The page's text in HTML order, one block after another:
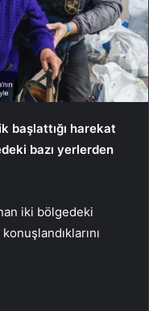
başlattığı harekat
bazı yerlerden
iki bölgedeki